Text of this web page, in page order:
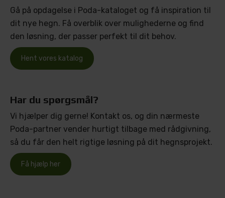
Gå på opdagelse i Poda-kataloget og få inspiration til
dit nye hegn. Få overblik over mulighederne og find
den løsning, der passer perfekt til dit behov.
Hent vores katalog
Har du spørgsmål?
Vi hjælper dig gerne! Kontakt os, og din nærmeste
Poda-partner vender hurtigt tilbage med rådgivning,
så du får den helt rigtige løsning på dit hegnsprojekt.
Få hjælp her